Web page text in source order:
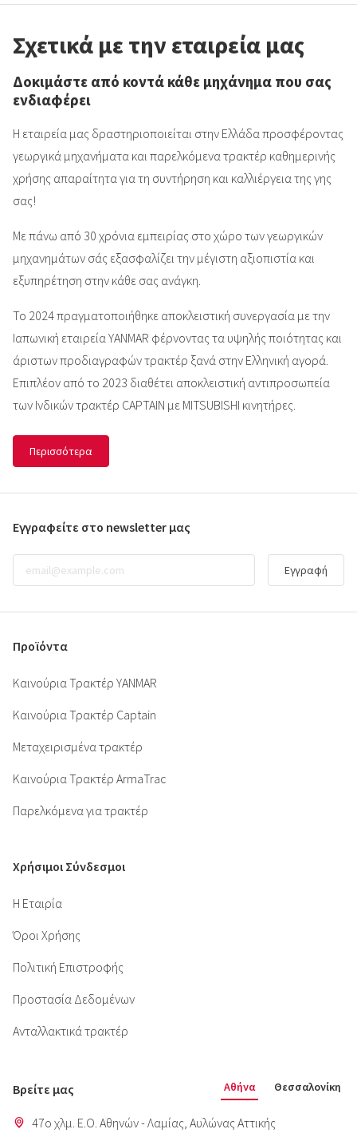
Σχετικά με την εταιρεία μας
Δοκιμάστε από κοντά κάθε μηχάνημα που σας
ενδιαφέρει
Η εταιρεία μας δραστηριοποιείται στην Ελλάδα προσφέροντας
γεωργικά μηχανήματα και παρελκόμενα τρακτέρ καθημερινής
χρήσης απαραίτητα για τη συντήρηση και καλλιέργεια της γης
σας!
Με πάνω από 30 χρόνια εμπειρίας στο χώρο των γεωργικών
μηχανημάτων σάς εξασφαλίζει την μέγιστη αξιοπιστία και
εξυπηρέτηση στην κάθε σας ανάγκη.
Το 2024 πραγματοποιήθηκε αποκλειστική συνεργασία με την
Ιαπωνική εταιρεία YANMAR φέρνοντας τα υψηλής ποιότητας και
άριστων προδιαγραφών τρακτέρ ξανά στην Ελληνική αγορά.
Επιπλέον από το 2023 διαθέτει αποκλειστική αντιπροσωπεία
των Ινδικών τρακτέρ CAPTAIN με MITSUBISHI κινητήρες.
Περισσότερα
Εγγραφείτε στο newsletter μας
Εγγραφή
Προϊόντα
Καινούρια Τρακτέρ YANMAR
Καινούρια Τρακτέρ Captain
Μεταχειρισμένα τρακτέρ
Καινούρια Τρακτέρ ArmaTrac
Παρελκόμενα για τρακτέρ
Χρήσιμοι Σύνδεσμοι
Η Εταιρία
Όροι Χρήσης
Πολιτική Επιστροφής
Προστασία Δεδομένων
Ανταλλακτικά τρακτέρ
Βρείτε μας Αθήνα Θεσσαλονίκη
47o χλμ. Ε.Ο. Αθηνών - Λαμίας, Aυλώνας Αττικής